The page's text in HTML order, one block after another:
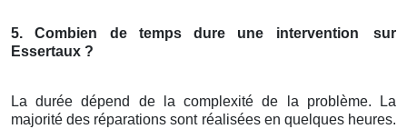
5. Combien de temps dure une intervention
sur
Essertaux ?
La durée dépend de la complexité de la problème. La
majorité des réparations sont réalisées en quelques heures.